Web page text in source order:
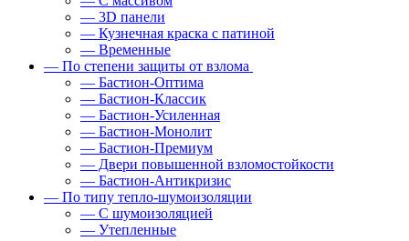
— 3D панели
— Кузнечная краска с патиной
— Временные
— По степени защиты от взлома
— Бастион-Оптима
— Бастион-Классик
— Бастион-Усиленная
— Бастион-Монолит
— Бастион-Премиум
— Двери повышенной взломостойкости
— Бастион-Антикризис
— По типу тепло-шумоизоляции
— С шумоизоляцией
— Утепленные